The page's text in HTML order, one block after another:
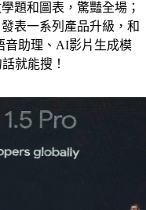
自家語言模型的升級
題和圖表，驚豔全場；
表一系列產品升級，和
助理、AI影片生成模